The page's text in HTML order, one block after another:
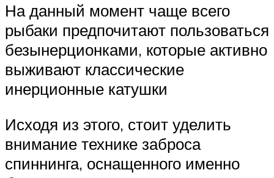
На данный момент чаще всего
рыбаки предпочитают пользоваться
безынерционками, которые активно
выживают классические
инерционные катушки
Исходя из этого, стоит уделить
внимание технике заброса
спиннинга, оснащенного именно